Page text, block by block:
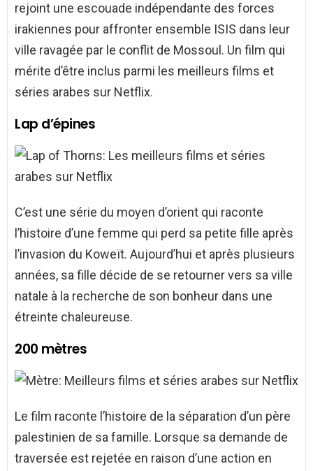
rejoint une escouade indépendante des forces
irakiennes pour affronter ensemble ISIS dans leur
ville ravagée par le conflit de Mossoul. Un film qui
mérite d’être inclus parmi les meilleurs films et
séries arabes sur Netflix.
Lap d’épines
C’est une série du moyen d’orient qui raconte
l’histoire d’une femme qui perd sa petite fille après
l’invasion du Koweït. Aujourd’hui et après plusieurs
années, sa fille décide de se retourner vers sa ville
natale à la recherche de son bonheur dans une
étreinte chaleureuse.
200 mètres
Le film raconte l’histoire de la séparation d’un père
palestinien de sa famille. Lorsque sa demande de
traversée est rejetée en raison d’une action en